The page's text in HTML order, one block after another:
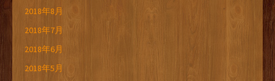
2018年8月
2018年7月
2018年6月
2018年5月